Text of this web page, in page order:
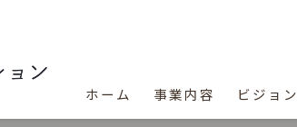
ホーム 事業内容 ビジョン